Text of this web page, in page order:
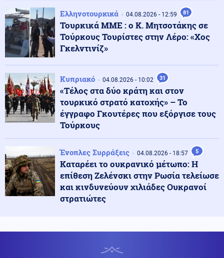
Ακρίβεια: Αυξάνεται ο κίνδυνος νέων ανατιμήσεων
Κοινωνία 06.08.2026 - 07:38
Υπόθεση Marfin: Στην Αθήνα σήμερα η 46χρονη από το
Λονδίνο
Κοινωνία 06.08.2026 - 07:22
Φωτιά στο Λασίθι: Μηνύματα του 112 για ετοιμότητα
Καιρός 06.08.2026 - 07:18
Καιρός: Ανεβαίνει από σήμερα η θερμοκρασία –
Τριήμερο κύμα ζέστης με 40°C
Μέση Ανατολή 06.08.2026 - 07:14
Ελληνοτουρκικά 04.08.2026 - 12:59 81
Τουρκικά ΜΜΕ : ο Κ. Μητσοτάκης σε
Τούρκους Τουρίστες στην Λέρο: «Χος
Γκελντινίζ»
Κυπριακό 04.08.2026 - 10:02 31
«Τέλος στα δύο κράτη και στον
τουρκικό στρατό κατοχής» – Το
έγγραφο Γκουτέρες που εξόργισε τους
Τούρκους
Ένοπλες Συρράξεις 04.08.2026 - 18:57 5
Καταρέει το ουκρανικό μέτωπο: Η
επίθεση Ζελένσκι στην Ρωσία τελείωσε
και κινδυνεύουν χιλιάδες Ουκρανοί
στρατιώτες